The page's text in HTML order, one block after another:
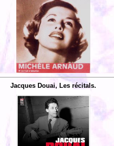
Jacques Douai, Les récitals.